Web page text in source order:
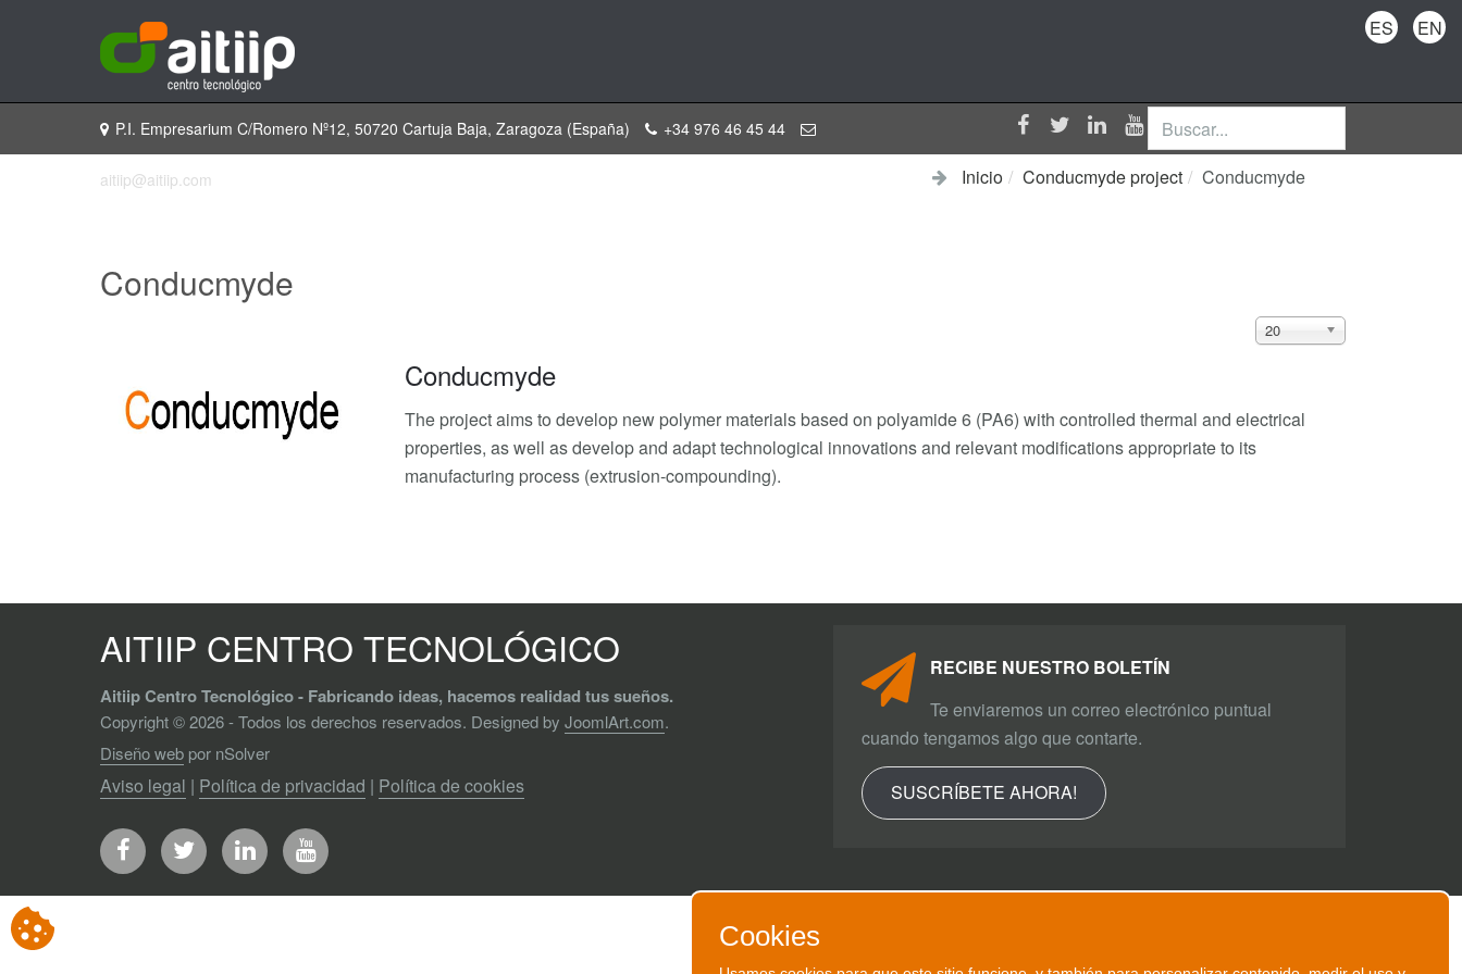
P.I. Empresarium C/Romero Nº12, 50720 Cartuja Baja, Zaragoza (España) +34 976 46 45 44
aitiip@aitiip.com
Buscar...
Inicio Conducmyde project Conducmyde
Conducmyde
Cantidad
20
Conducmyde
The project aims to develop new polymer materials based on polyamide 6 (PA6) with controlled thermal and electrical
properties, as well as develop and adapt technological innovations and relevant modifications appropriate to its
manufacturing process (extrusion-compounding).
ES EN
AITIIP CENTRO TECNOLÓGICO
Aitiip Centro Tecnológico - Fabricando ideas, hacemos realidad tus sueños.
Copyright © 2026 - Todos los derechos reservados. Designed by JoomlArt.com.
Diseño web por nSolver
Aviso legal | Política de privacidad | Política de cookies
RECIBE NUESTRO BOLETÍN
Te enviaremos un correo electrónico puntual
cuando tengamos algo que contarte.
SUSCRÍBETE AHORA!
Cookies